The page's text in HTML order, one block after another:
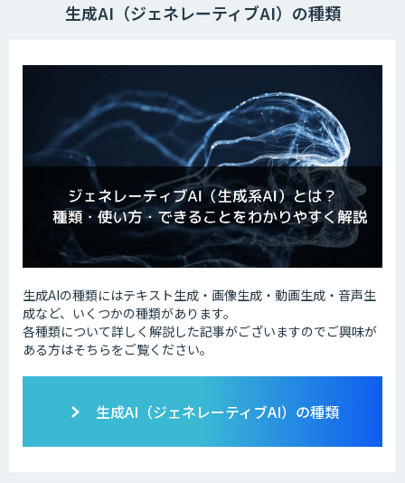
生成AI（ジェネレーティブAI）の種類
生成AIの種類にはテキスト生成・画像生成・動画生成・音声生
成など、いくつかの種類があります。
各種類について詳しく解説した記事がございますのでご興味が
ある方はそちらをご覧ください。
生成AI（ジェネレーティブAI）の種類